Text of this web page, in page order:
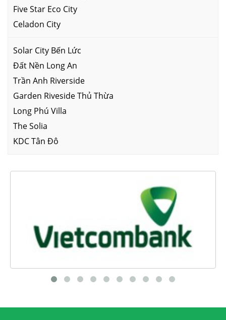
Five Star Eco City
Celadon City
Solar City Bến Lức
Đất Nền Long An
Trần Anh Riverside
Garden Riveside Thủ Thừa
Long Phú Villa
The Solia
KDC Tân Đô